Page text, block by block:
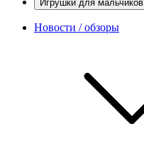
Игрушки для мальчиков
Новости / обзоры